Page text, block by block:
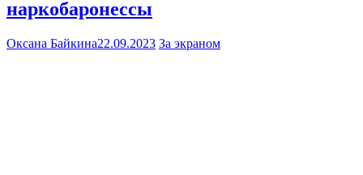
наркобаронессы
Оксана Байкина22.09.2023 За экраном